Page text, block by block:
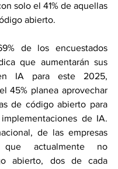
solo el 41% de aquellas
abierto.
de los encuestados
que aumentarán sus
IA para este 2025,
45% planea aprovechar
de código abierto para
de IA.
de las empresas
que actualmente no
abierto, dos de cada